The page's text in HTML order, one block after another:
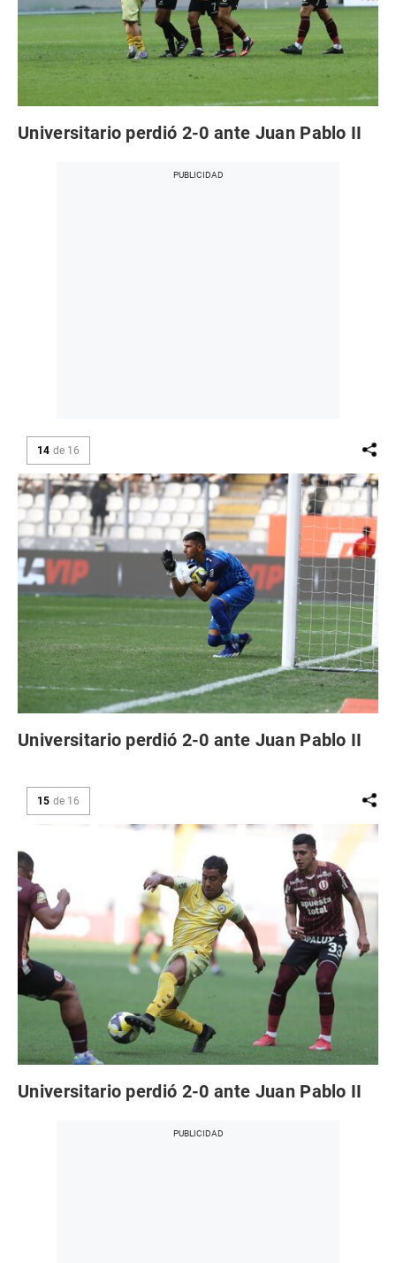
Universitario perdió 2-0 ante Juan Pablo II
14 de 16
Universitario perdió 2-0 ante Juan Pablo II
15 de 16
Universitario perdió 2-0 ante Juan Pablo II